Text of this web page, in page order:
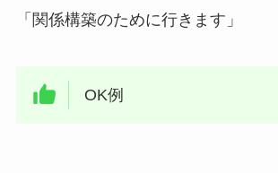
「関係構築のために行きます」
OK例